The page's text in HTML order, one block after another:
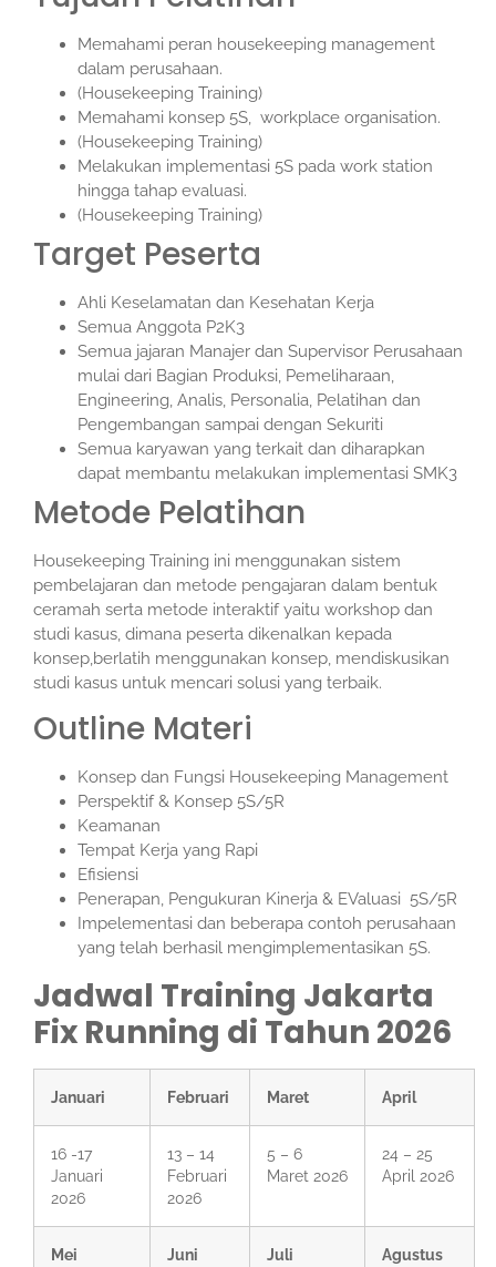
Memahami peran housekeeping management
dalam perusahaan.
(Housekeeping Training)
Memahami konsep 5S, workplace organisation.
(Housekeeping Training)
Melakukan implementasi 5S pada work station
hingga tahap evaluasi.
(Housekeeping Training)
Target Peserta
Ahli Keselamatan dan Kesehatan Kerja
Semua Anggota P2K3
Semua jajaran Manajer dan Supervisor Perusahaan
mulai dari Bagian Produksi, Pemeliharaan,
Engineering, Analis, Personalia, Pelatihan dan
Pengembangan sampai dengan Sekuriti
Semua karyawan yang terkait dan diharapkan
dapat membantu melakukan implementasi SMK3
Metode Pelatihan
Housekeeping Training ini menggunakan sistem
pembelajaran dan metode pengajaran dalam bentuk
ceramah serta metode interaktif yaitu workshop dan
studi kasus, dimana peserta dikenalkan kepada
konsep,berlatih menggunakan konsep, mendiskusikan
studi kasus untuk mencari solusi yang terbaik.
Outline Materi
Konsep dan Fungsi Housekeeping Management
Perspektif & Konsep 5S/5R
Keamanan
Tempat Kerja yang Rapi
Efisiensi
Penerapan, Pengukuran Kinerja & EValuasi 5S/5R
Impelementasi dan beberapa contoh perusahaan
yang telah berhasil mengimplementasikan 5S.
Jadwal Training Jakarta
Fix Running di Tahun 2026
Januari Februari Maret April
16 -17
Januari
2026
13 – 14
Februari
2026
5 – 6
Maret 2026
24 – 25
April 2026
Mei Juni Juli Agustus